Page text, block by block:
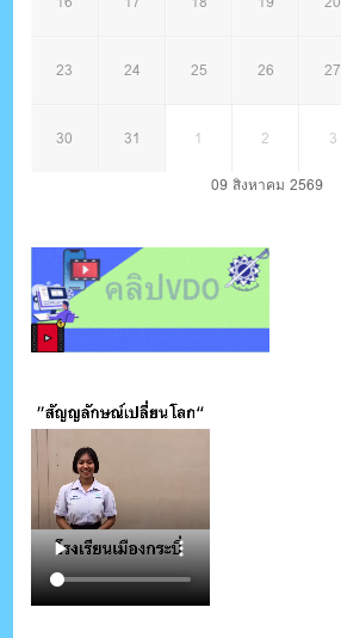
23 24 25 26 27
30 31 1 2 3
09 สิงหาคม 2569